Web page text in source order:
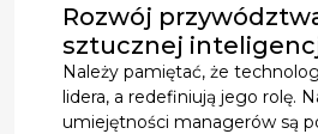
Rozwój
sztucznej
Należy pamiętać, że
lidera, a redefiniują jego rolę.
umiejętności managerów są